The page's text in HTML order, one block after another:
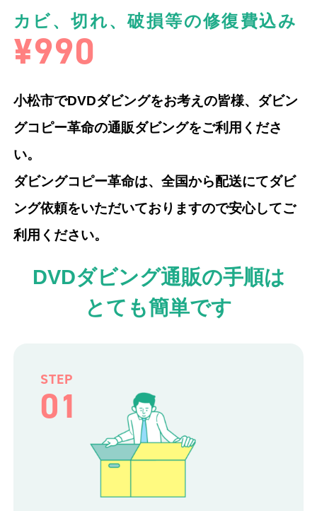
カビ、切れ、破損等の修復費込み
¥990
小松市でDVDダビングをお考えの皆様、ダビン
グコピー革命の通販ダビングをご利用くださ
い。
ダビングコピー革命は、全国から配送にてダビ
ング依頼をいただいておりますので安心してご
利用ください。
DVDダビング通販の手順は
とても簡単です
STEP
01